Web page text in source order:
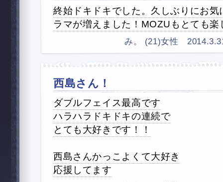
終始ドキドキでした。久しぶりにお気
ラマが増えました！MOZUもとても楽
み。 (21)女性
西島さん！
ダブルフェイス最高です
ハラハラドキドキの連続で
とても大好きです！！
西島さんかっこよくて大好き
応援してます